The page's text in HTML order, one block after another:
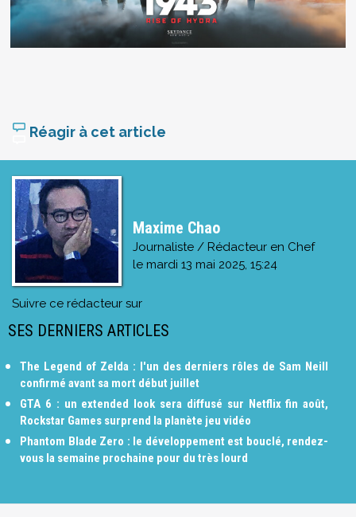
Réagir à cet article
Maxime Chao
Journaliste / Rédacteur en Chef
le mardi 13 mai 2025, 15:24
Suivre ce rédacteur sur
SES DERNIERS ARTICLES
The Legend of Zelda : l'un des derniers rôles de Sam Neill
confirmé avant sa mort début juillet
GTA 6 : un extended look sera diffusé sur Netflix fin août,
Rockstar Games surprend la planète jeu vidéo
Phantom Blade Zero : le développement est bouclé, rendez-
vous la semaine prochaine pour du très lourd